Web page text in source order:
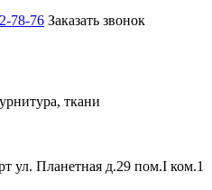
78-76 Заказать звонок
ткани
ул. Планетная д.29 пом.I ком.1